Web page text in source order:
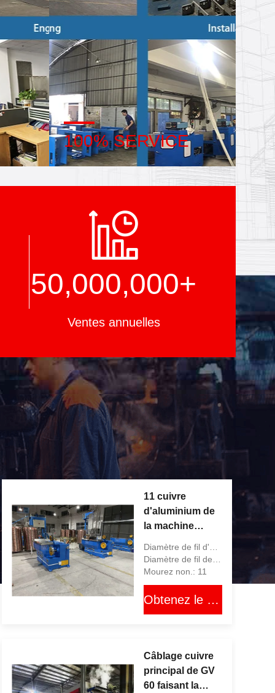
de
100% SERVICE
Bulk and customized small
packaging, FOB, CIF, DDU and
solution for all your concerns.
50,000,000+
Ventes annuelles
11 cuivre
d'aluminium de
la machine
tréfilage des
matrices
1200M/Min RBD
Mourez non.: 11
Obtenez le meilleur prix
Câblage cuivre
principal de GV
60 faisant la